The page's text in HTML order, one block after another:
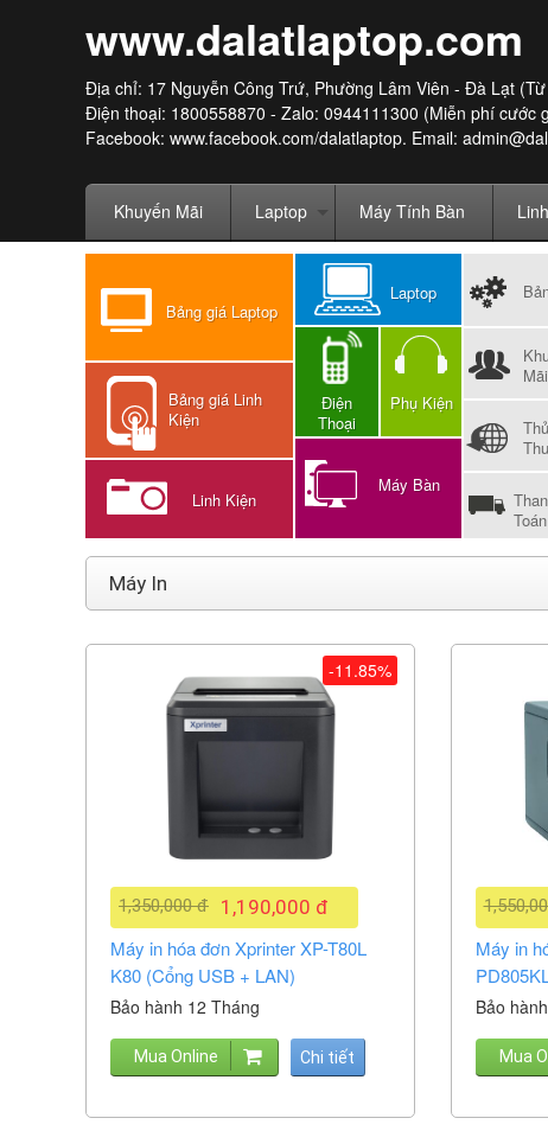
www.dalatlaptop.com
Địa chỉ: 17 Nguyễn Công Trứ, Phường Lâm Viên - Đà Lạt
Điện thoại: 1800558870 - Zalo: 0944111300 (Miễn phí cước
Facebook: www.facebook.com/dalatlaptop. Email:
Khuyến Mãi Laptop Máy Tính Bàn
Bảng giá Laptop
Bảng giá Linh
Kiện
Linh Kiện
Laptop
Điện
Thoại
Phụ Kiện
Máy Bàn
Mãi
Thủ
Toán
Máy In
1,190,000 đ
1,350,000 đ
Máy in hóa đơn Xprinter XP-T80L
K80 (Cổng USB + LAN)
Bảo hành 12 Tháng
Mua Online Chi tiết
-11.85%
Máy in
Bảo
Mua